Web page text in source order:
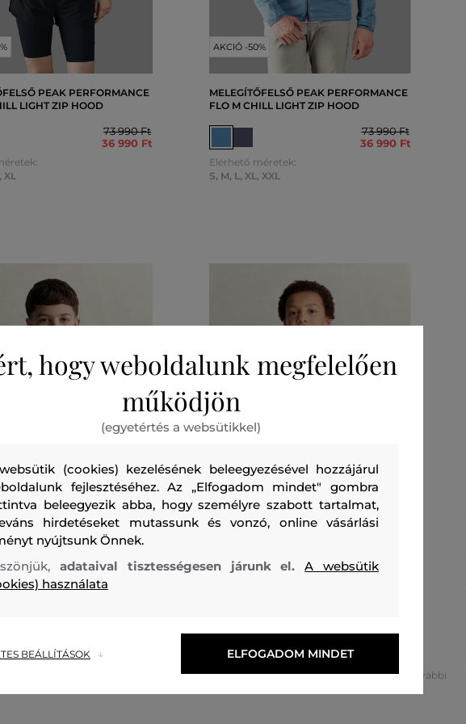
PEAK PERFORMANCE
LIGHT ZIP HOOD
73 990 Ft
36 990 Ft
, XL
AKCIÓ -50%
MELEGÍTŐFELSŐ PEAK PERFORMANCE
FLO M CHILL LIGHT ZIP HOOD
73 990 Ft
36 990 Ft
Elérhető méretek:
S, M, L, XL, XXL
GANT COLLEGIATE RIB
további
28 690 Ft
Elérhető méretek:
további
hogy weboldalunk megfelelően
működjön
(egyetértés a websütikkel)
(cookies) kezelésének beleegyezésével hozzájárul
fejlesztéséhez. Az „Elfogadom mindet" gombra
beleegyezik abba, hogy személyre szabott tartalmat,
hirdetéseket mutassunk és vonzó, online vásárlási
nyújtsunk Önnek.
adataival tisztességesen járunk el.A websütik
használata
BEÁLLÍTÁSOK ELFOGADOM MINDET